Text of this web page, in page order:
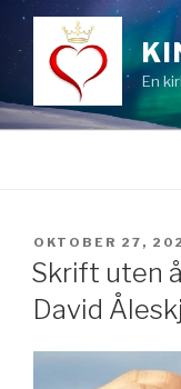
innhold
En
PUBLISERT
OKTOBER 27,
Skrift uten
David